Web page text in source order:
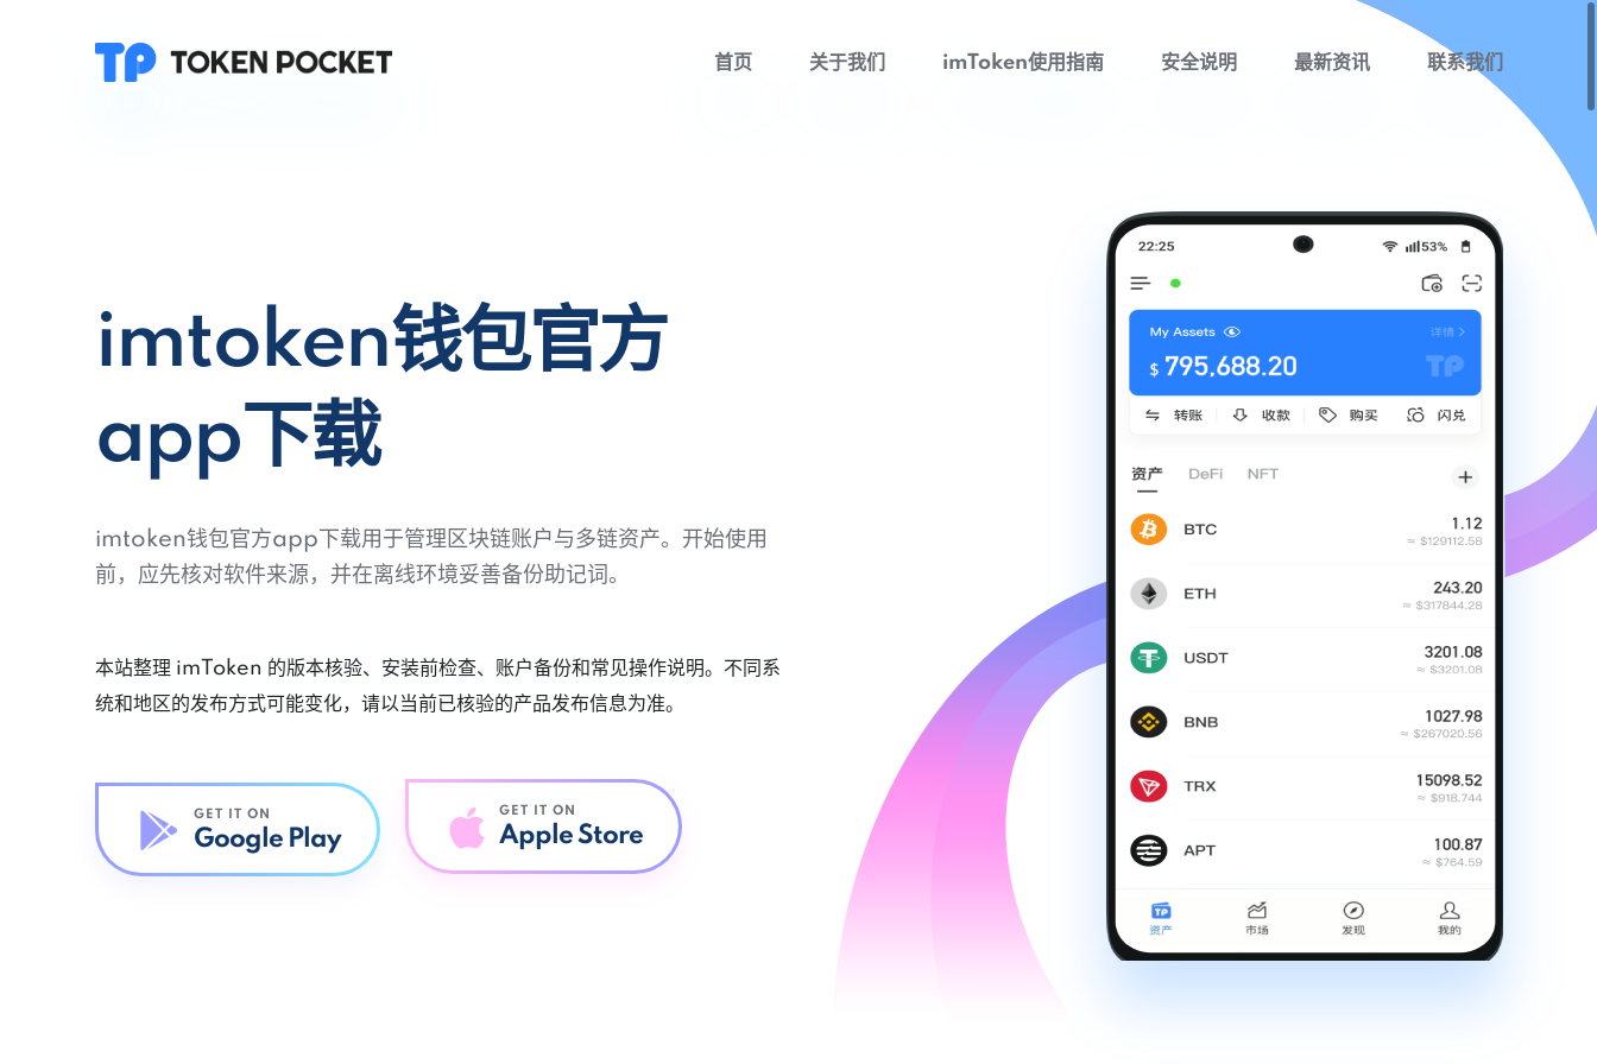
首页 关于我们 imToken使用指南 安全说明 最新资讯 联系我们
imtoken钱包官方
app下载
imtoken钱包官方app下载用于管理区块链账户与多链资产。开始使用
前，应先核对软件来源，并在离线环境妥善备份助记词。
本站整理 imToken 的版本核验、安装前检查、账户备份和常见操作说明。不同系
统和地区的发布方式可能变化，请以当前已核验的产品发布信息为准。
GET IT ON
Google Play
GET IT ON
Apple Store